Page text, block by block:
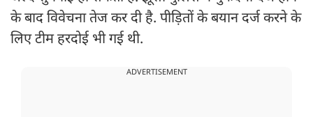
के बाद विवेचना तेज कर दी है. पीड़ितों के बयान दर्ज करने के
लिए टीम हरदोई भी गई थी.
ADVERTISEMENT